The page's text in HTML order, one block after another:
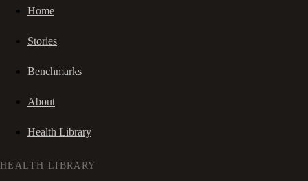
Home
Stories
Benchmarks
About
Health Library
HEALTH LIBRARY